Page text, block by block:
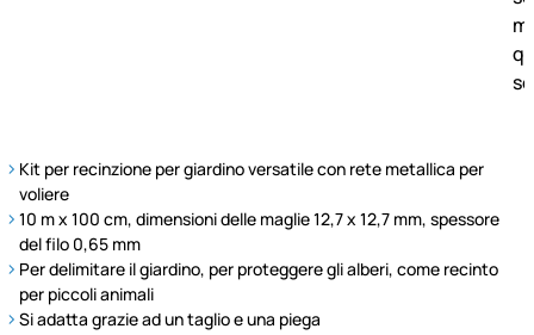
Kit per recinzione per giardino versatile con rete metallica per
voliere
10 m x 100 cm, dimensioni delle maglie 12,7 x 12,7 mm, spessore
del filo 0,65 mm
Per delimitare il giardino, per proteggere gli alberi, come recinto
per piccoli animali
Si adatta grazie ad un taglio e una piega